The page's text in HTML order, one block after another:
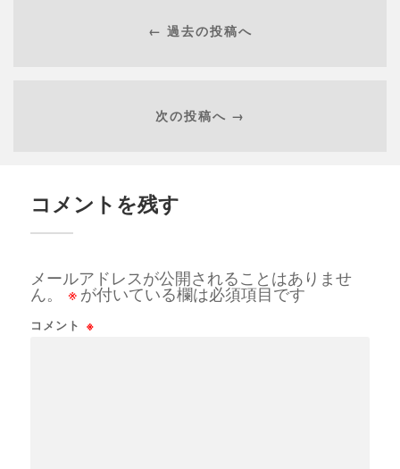
← 過去の投稿へ
次の投稿へ →
コメントを残す
メールアドレスが公開されることはありませ
ん。
※ が付いている欄は必須項目です
コメント ※